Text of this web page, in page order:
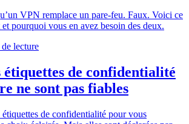
VPN remplace un pare-feu. Faux. Voici ce
pourquoi vous en avez besoin des deux.
lecture
de confidentialité
ne sont pas fiables
de confidentialité pour vous